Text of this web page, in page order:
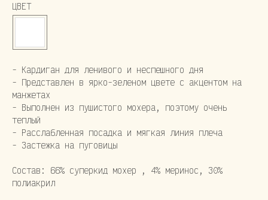
ЦВЕТ
- Кардиган для ленивого и неспешного дня
- Представлен в ярко-зеленом цвете с акцентом на
манжетах
- Выполнен из пушистого мохера, поэтому очень
теплый
- Расслабленная посадка и мягкая линия плеча
- Застежка на пуговицы
Состав: 66% суперкид мохер , 4% меринос, 30%
полиакрил